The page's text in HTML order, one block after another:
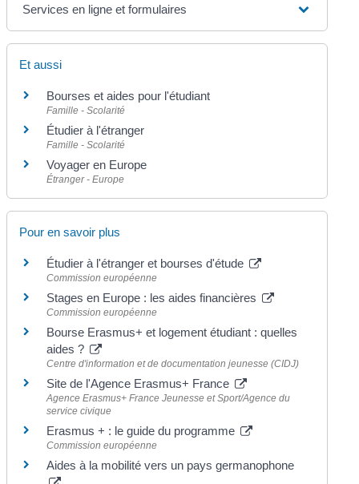
Services en ligne et formulaires
Et aussi
Bourses et aides pour l'étudiant
Famille - Scolarité
Étudier à l'étranger
Famille - Scolarité
Voyager en Europe
Étranger - Europe
Pour en savoir plus
Étudier à l'étranger et bourses d'étude
Commission européenne
Stages en Europe : les aides financières
Commission européenne
Bourse Erasmus+ et logement étudiant : quelles
aides ?
Centre d'information et de documentation jeunesse (CIDJ)
Site de l'Agence Erasmus+ France
Agence Erasmus+ France Jeunesse et Sport/Agence du
service civique
Erasmus + : le guide du programme
Commission européenne
Aides à la mobilité vers un pays germanophone